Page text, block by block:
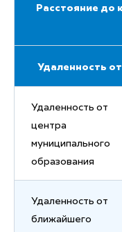
Расстояние до
Удаленность от
Удаленность от
центра
муниципального
образования
Удаленность от
ближайшего